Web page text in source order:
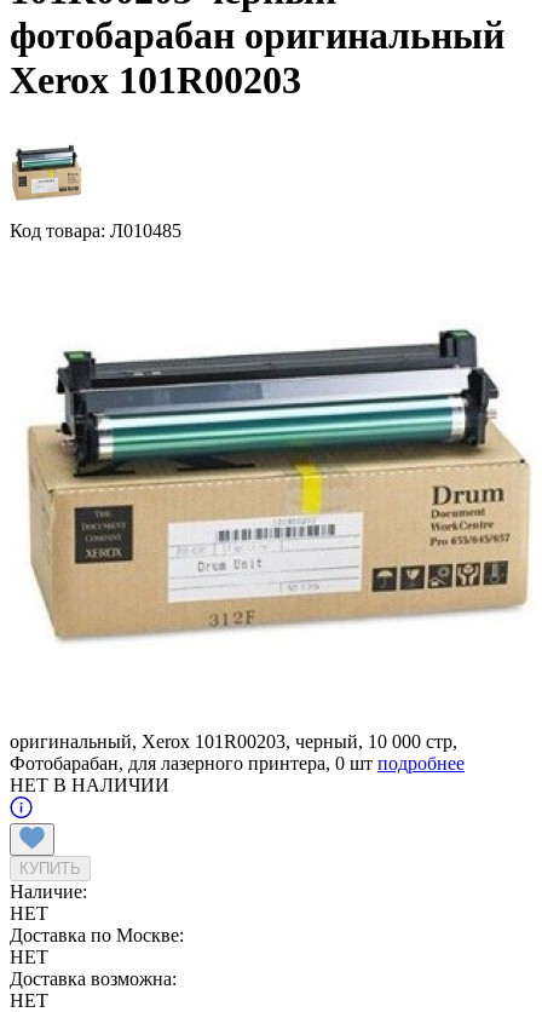
фотобарабан оригинальный
Xerox 101R00203
Код товара: Л010485
оригинальный, Xerox 101R00203, черный, 10 000 стр,
Фотобарабан, для лазерного принтера, 0 шт подробнее
НЕТ В НАЛИЧИИ
КУПИТЬ
Наличие:
НЕТ
Доставка по Москве:
НЕТ
Доставка возможна:
НЕТ